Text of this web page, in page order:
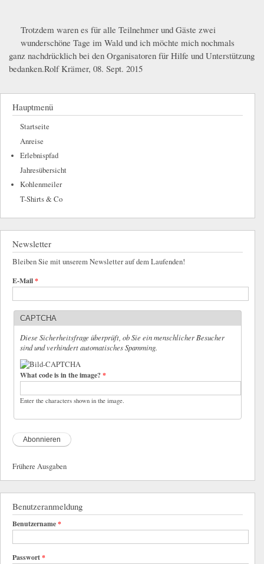
_MG_1238.JPG
_MG_1243.JPG
Trotzdem waren es für alle Teilnehmer und Gäste zwei
wunderschöne Tage im Wald und ich möchte mich nochmals
ganz nachdrücklich bei den Organisatoren für Hilfe und Unterstützung
bedanken.Rolf Krämer, 08. Sept. 2015
Hauptmenü
Startseite
Anreise
Erlebnispfad
Jahresübersicht
Kohlenmeiler
T-Shirts & Co
Newsletter
Bleiben Sie mit unserem Newsletter auf dem Laufenden!
E-Mail*
CAPTCHA
Diese Sicherheitsfrage überprüft, ob Sie ein menschlicher Besucher
sind und verhindert automatisches Spamming.
What code is in the image?*
Enter the characters shown in the image.
Frühere Ausgaben
Benutzeranmeldung
Benutzername*
Passwort*